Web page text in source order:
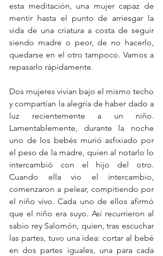
esta meditación, una mujer capaz de
mentir hasta el punto de arriesgar la
vida de una criatura a costa de seguir
siendo madre o peor, de no hacerlo,
quedarse en el otro tampoco. Vamos a
repasarlo rápidamente.
Dos mujeres vivían bajo el mismo techo
y compartían la alegría de haber dado a
luz recientemente a un niño.
Lamentablemente, durante la noche
uno de los bebés murió asfixiado por
el peso de la madre, quien al notarlo lo
intercambió con el hijo del otro.
Cuando ella vio el intercambio,
comenzaron a pelear, compitiendo por
el niño vivo. Cada uno de ellos afirmó
que el niño era suyo. Así recurrieron al
sabio rey Salomón, quien, tras escuchar
las partes, tuvo una idea: cortar al bebé
en dos partes iguales, una para cada